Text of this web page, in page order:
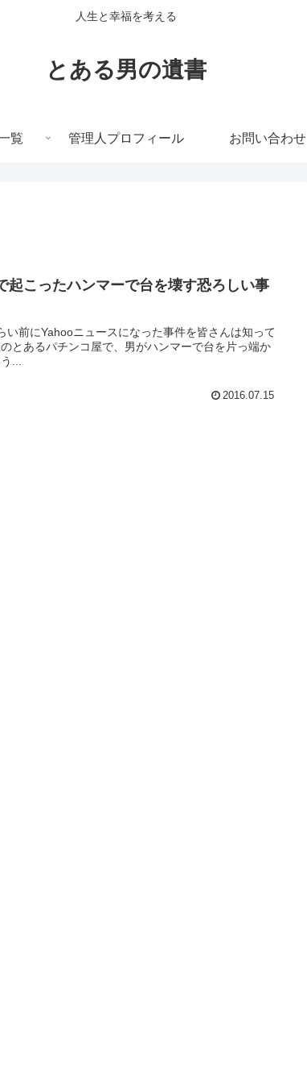
人生と幸福を考える
とある男の遺書
覧 管理人プロフィール お問い合わせ
起こったハンマーで台を壊す恐ろしい事
い前にYahooニュースになった事件を皆さんは知って
とあるパチンコ屋で、男がハンマーで台を片っ端か
...
2016.07.15